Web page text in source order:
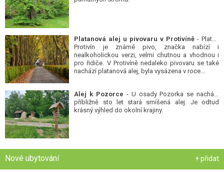
Platanová alej u pivovaru v Protivíně - Platan
Protivín je známé pivo, značka nabízí i
nealkoholickou verzi, velmi chutnou a vhodnou i
pro řidiče. V Protivíně nedaleko pivovaru se také
nachází platanová alej, byla vysázena v roce...
Alej k Pozorce
- U osady Pozorka se nachází
přibližně sto let stará smíšená alej. Je odtud
krásný výhled do okolní krajiny.
Nové ubytování + přidat